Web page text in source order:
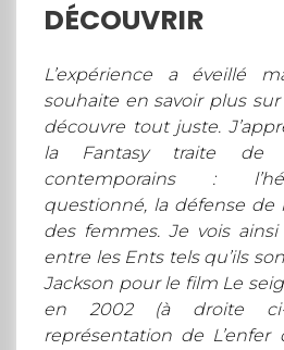
DÉCOUVRIR
L’expérience a éveillé
souhaite en savoir plus
découvre tout juste.
la Fantasy traite de
contemporains :
questionné, la défense de
des femmes. Je vois
entre les Ents tels qu’ils
Jackson pour le film Le
en 2002 (à droite ci-
représentation de